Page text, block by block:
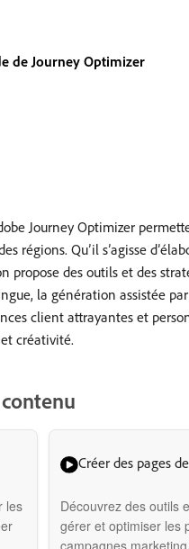
de Journey Optimizer
Journey Optimizer
régions. Qu’il s’agisse
propose des outils et des
la génération assistée
client attrayantes et
créativité.
les
Créer des pages
Découvrez des outils
gérer et optimiser les
campagnes marketing.